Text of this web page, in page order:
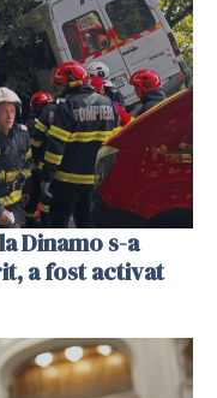
Dinamo s-a
a fost activat